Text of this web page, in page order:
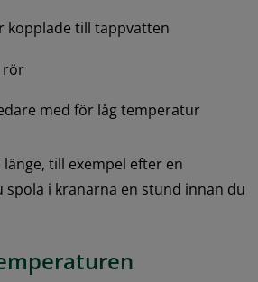
kopplade till tappvatten
rör
med för låg temperatur
till exempel efter en
spola i kranarna en stund innan du